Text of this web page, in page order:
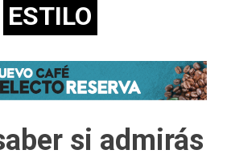
ESTILO
si admirás